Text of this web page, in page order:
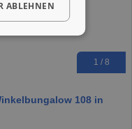
1 / 8
108 in
ABLEHNEN